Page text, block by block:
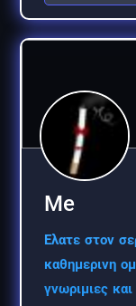
Me
Ελατε στον
καθημερινη
γνωριμιες